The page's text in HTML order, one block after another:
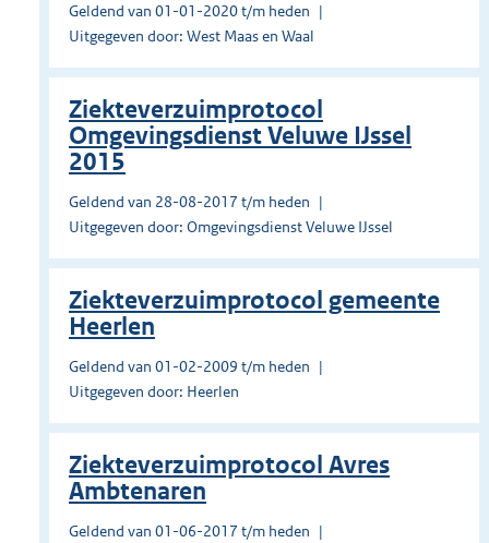
Geldend van 01-01-2020 t/m heden
Uitgegeven door: West Maas en Waal
Ziekteverzuimprotocol
Omgevingsdienst Veluwe IJssel
2015
Geldend van 28-08-2017 t/m heden
Uitgegeven door: Omgevingsdienst Veluwe IJssel
Ziekteverzuimprotocol gemeente
Heerlen
Geldend van 01-02-2009 t/m heden
Uitgegeven door: Heerlen
Ziekteverzuimprotocol Avres
Ambtenaren
Geldend van 01-06-2017 t/m heden